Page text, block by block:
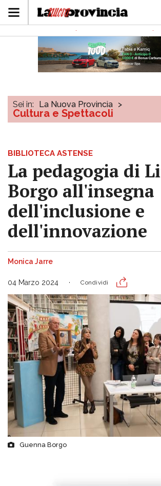
Sei in: La Nuova Provincia >
Cultura e Spettacoli
BIBLIOTECA ASTENSE
La pedagogia di
Borgo all'insegna
dell'inclusione e
dell'innovazione
Monica Jarre
04 Marzo 2024 Condividi
Guenna Borgo